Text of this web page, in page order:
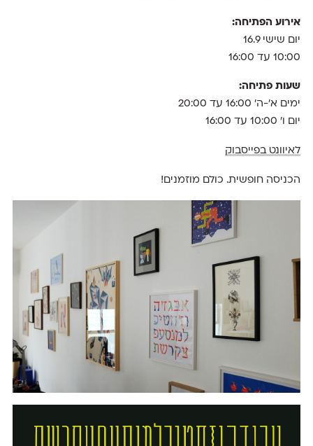
אירוע הפתיחה:
יום שישי 16.9
10:00 עד 16:00
שעות פתיחה:
ימים א׳-ה׳ 16:00 עד 20:00
יום ו׳ 10:00 עד 16:00
לאיוונט בפייסבוק
הכניסה חופשית. כולם מוזמנים!